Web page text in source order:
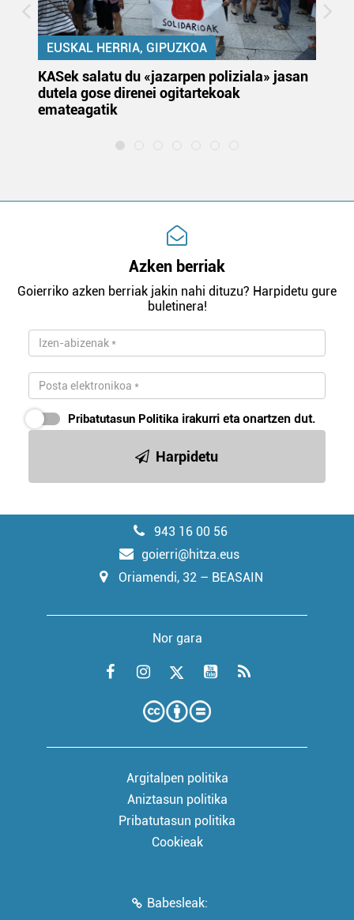
EUSKAL HERRIA, GIPUZKOA
KASek salatu du «jazarpen poliziala» jasan
dutela gose direnei ogitartekoak
emateagatik
Azken berriak
Goierriko azken berriak jakin nahi dituzu? Harpidetu gure
buletinera!
Pribatutasun Politika irakurri eta onartzen dut.
Harpidetu
943 16 00 56
goierri@hitza.eus
Oriamendi, 32 – BEASAIN
Nor gara
Argitalpen politika
Aniztasun politika
Pribatutasun politika
Cookieak
Babesleak: